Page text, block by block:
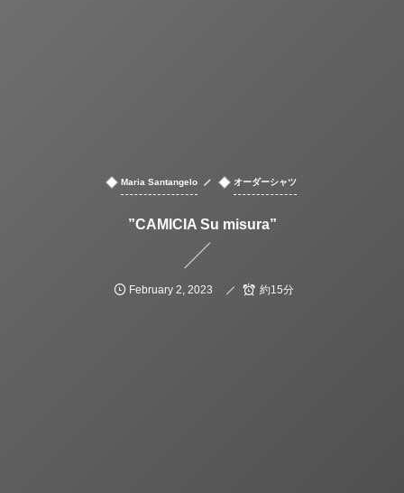
Maria Santangelo オーダーシャツ
”CAMICIA Su misura”
February 2 2023 約15分